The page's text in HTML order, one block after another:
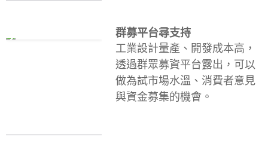
群募平台尋支持
工業設計量產、開發成本高，
透過群眾募資平台露出，可以
做為試市場水溫、消費者意見
與資金募集的機會。